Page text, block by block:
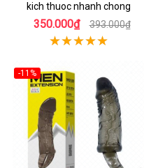
kich thuoc nhanh chong
350.000₫ 393.000₫
-11%